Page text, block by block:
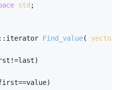
std ;
iterator Find_value( vector